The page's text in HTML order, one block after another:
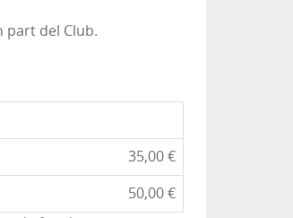
part del Club.
35,00 €
50,00 €